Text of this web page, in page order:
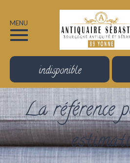
MENU
indisponible
La référence